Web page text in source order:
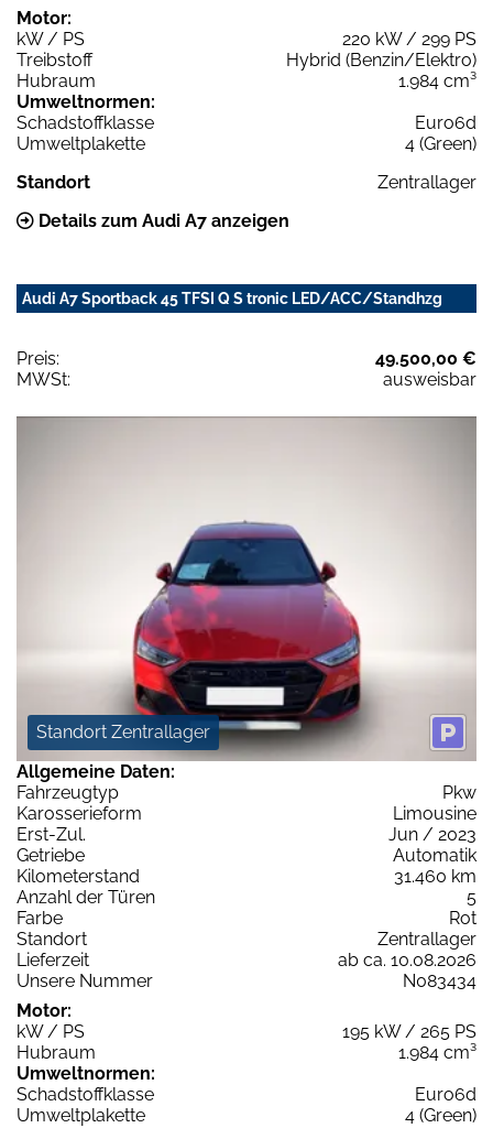
Motor:
kW / PS
220 kW / 299 PS
Treibstoff
Hybrid (Benzin/Elektro)
Hubraum
1.984 cm³
Umweltnormen:
Schadstoffklasse
Euro6d
Umweltplakette
4 (Green)
Standort
Zentrallager
Details zum Audi A7 anzeigen
Audi A7 Sportback 45 TFSI Q S tronic LED/ACC/Standhzg
Preis:
49.500,00 €
MWSt:
ausweisbar
Standort Zentrallager
Allgemeine Daten:
Fahrzeugtyp
Pkw
Karosserieform
Limousine
Erst-Zul.
Jun / 2023
Getriebe
Automatik
Kilometerstand
31.460 km
Anzahl der Türen
5
Farbe
Rot
Standort
Zentrallager
Lieferzeit
ab ca. 10.08.2026
Unsere Nummer
N083434
Motor:
kW / PS
195 kW / 265 PS
Hubraum
1.984 cm³
Umweltnormen:
Schadstoffklasse
Euro6d
Umweltplakette
4 (Green)